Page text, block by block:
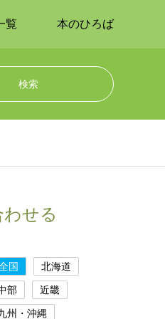
覧 本のひろば
せる
国 北海道
部 近畿
州・沖縄